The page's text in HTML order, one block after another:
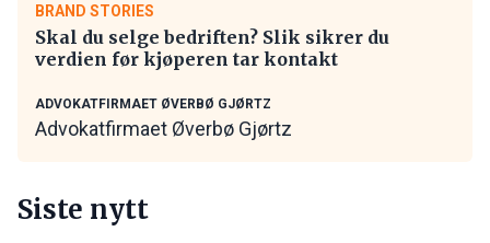
BRAND STORIES
Skal du selge bedriften? Slik sikrer du
verdien før kjøperen tar kontakt
ADVOKATFIRMAET ØVERBØ GJØRTZ
Advokatfirmaet Øverbø Gjørtz
Siste nytt